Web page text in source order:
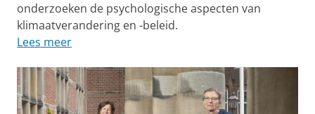
onderzoeken de psychologische aspecten van
klimaatverandering en -beleid.
Lees meer